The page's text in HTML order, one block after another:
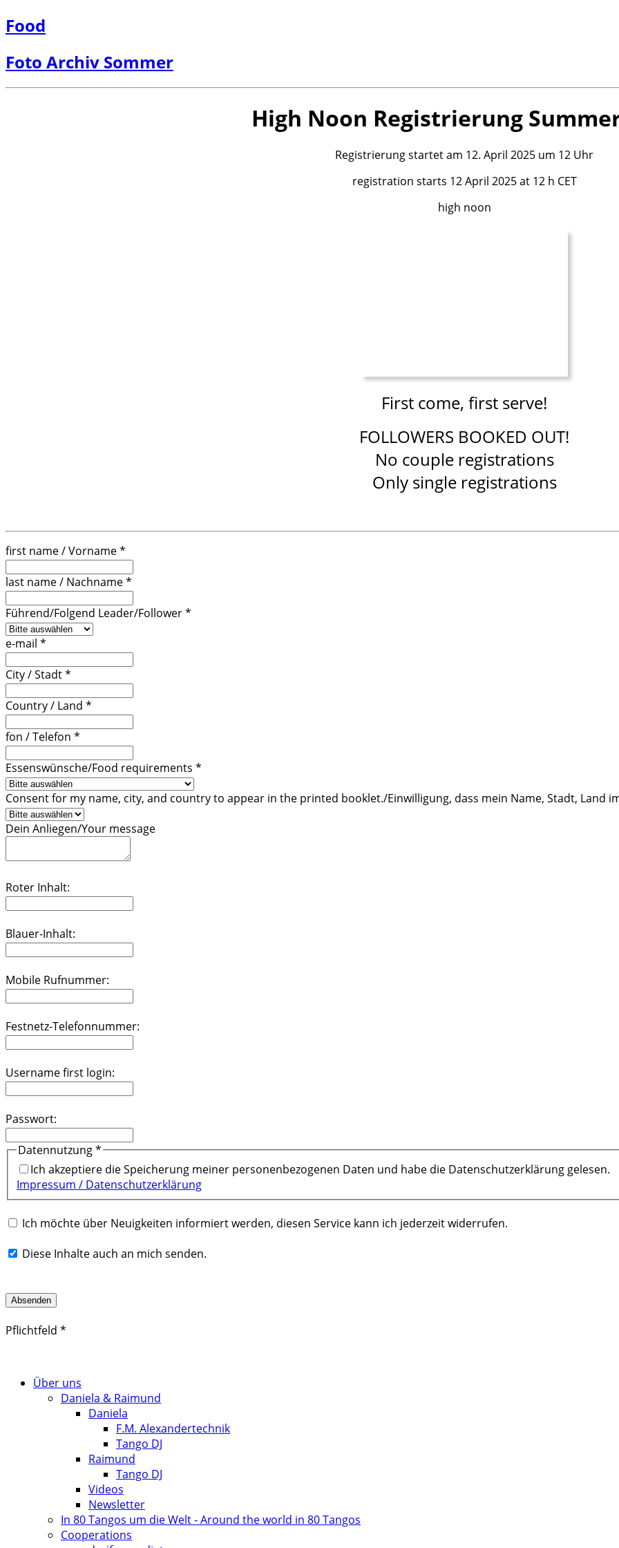
Food
Foto Archiv Sommer
High Noon Registrierung
Registrierung startet am 12. April 2025 um 12 Uhr
registration starts 12 April 2025 at 12 h CET
high noon
First come, first serve!
FOLLOWERS BOOKED OUT!
No couple registrations
Only single registrations
first name / Vorname*
last name / Nachname*
Führend/Folgend Leader/Follower*
e-mail *
City / Stadt*
Country / Land *
fon / Telefon *
Essenswünsche/Food requirements *
Consent for my name, city, and country to appear in the printed booklet./Einwilligung, dass mein Name, Stadt, Land
Dein Anliegen/Your message
Roter Inhalt:
Blauer-Inhalt:
Mobile Rufnummer:
Festnetz-Telefonnummer:
Username first login:
Passwort:
Datennutzung*
Ich akzeptiere die Speicherung meiner personenbezogenen Daten und habe die Datenschutzerklärung gelesen.
Impressum / Datenschutzerklärung
Ich möchte über Neuigkeiten informiert werden, diesen Service kann ich jederzeit widerrufen.
Diese Inhalte auch an mich senden.
Pflichtfeld *
Über uns
Daniela & Raimund
Daniela
F.M. Alexandertechnik
Tango DJ
Raimund
Tango DJ
Videos
Newsletter
In 80 Tangos um die Welt - Around the world in 80 Tangos
Cooperations